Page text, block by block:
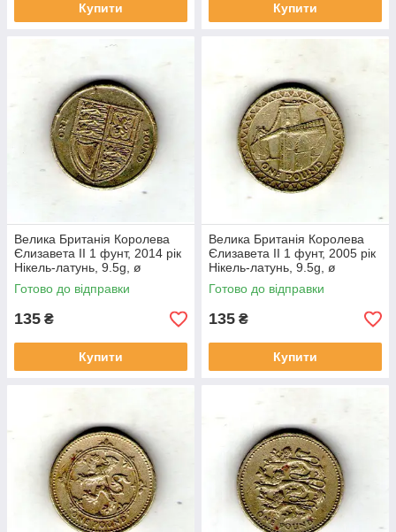
Купити Купити
Велика Британія Королева
Єлизавета II 1 фунт, 2014 рік
Нікель-латунь, 9.5g, ø
22.5mm №1957
Готово до відправки
135 ₴
Купити
Велика Британія Королева
Єлизавета II 1 фунт, 2005 рік
Нікель-латунь, 9.5g, ø
22.5mm №1951
Готово до відправки
135 ₴
Купити